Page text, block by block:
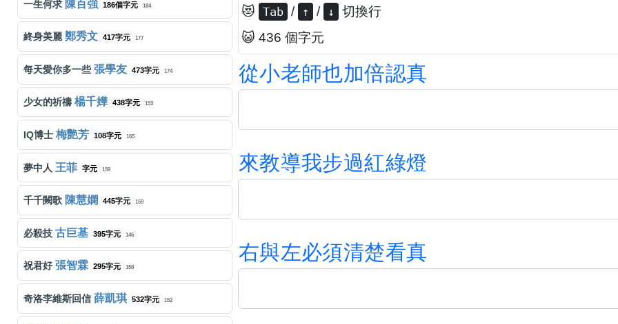
一生何求 陳百強 186個字元 184
終身美麗 鄭秀文 417字元 177
每天愛你多一些張學友 473字元 174
少女的祈禱 楊千嬅 438字元 153
IQ博士 梅艷芳 108字元 165
夢中人 王菲 字元 159
千千闕歌 陳慧嫻 445字元 159
必殺技 古巨基 395字元 146
祝君好張智霖 295字元 158
奇洛李維斯回信薛凱琪 532字元 152
😻 Tab / ↑ / ↓
切換行
😺 436 個字元
從小老師也加倍認真
來教導我步過紅綠燈
右與左必須清楚看真